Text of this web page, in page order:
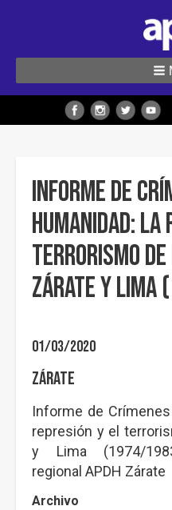
Informe de
Humanidad:
terrorismo de
Zárate y Lima
01/03/2020
Zárate
Informe de
represión y el
y Lima (1974/
regional APDH Zárate
Archivo